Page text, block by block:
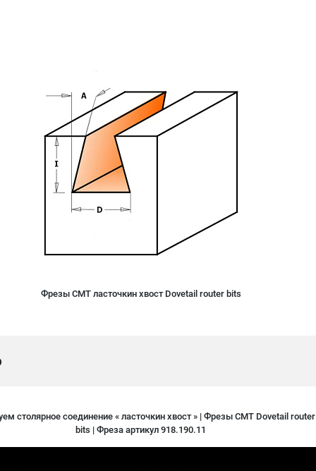
Фрезы CMT ласточкин хвост Dovetail router bits
столярное соединение « ласточкин хвост » | Фрезы CMT Dovetail router
bits | Фреза артикул 918.190.11